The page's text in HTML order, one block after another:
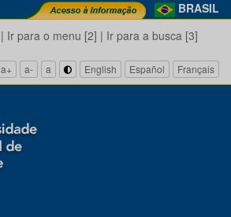
BRASIL
| Ir para o menu [2] | Ir para a busca [3]
a+ a- a English Español Français